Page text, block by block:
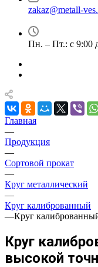
zakaz@metall-
Пн. – Пт.: с 9:00
Главная
—
Продукция
—
Сортовой прокат
—
Круг металлический
—
Круг калиброванный
—Круг
Круг
высокой